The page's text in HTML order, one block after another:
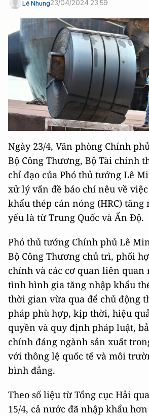
Lê Nhung23/04/2024 23:59
Ngày 23/4, Văn phòng Chính
Bộ Công Thương, Bộ Tài chính
chỉ đạo của Phó thủ tướng Lê
xử lý vấn đề báo chí nêu về
khẩu thép cán nóng (HRC) tăng
yếu là từ Trung Quốc và Ấn Độ.
Phó thủ tướng Chính phủ Lê
Bộ Công Thương chủ trì, phối
chính và các cơ quan liên quan
tình hình gia tăng nhập khẩu
thời gian vừa qua để chủ động
pháp phù hợp, kịp thời, hiệu
quyền và quy định pháp luật,
chính đáng ngành sản xuất
với thông lệ quốc tế và môi
bình đẳng.
Theo số liệu từ Tổng cục Hải
15/4, cả nước đã nhập khẩu